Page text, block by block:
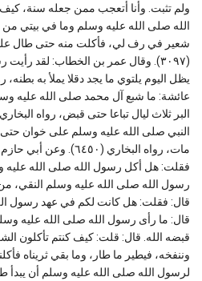
ولم تثبت. وأنا أتعجب ممن جعله سنة،
الله صلى الله عليه وسلم وما في بيتي من
شعير في رف لي، فأكلت منه حتى طال
(٣٠٩٧). وقال عمر بن الخطاب: لقد
عائشة: ما شبع آل محمد صلى الله عليه
النبي صلى الله عليه وسلم على خوان
مات، رواه البخاري
فقلت: هل أكل رسول الله صلى الله عليه
رسول الله صلى الله عليه وسلم النقي، من
قال: فقلت: هل كانت لكم في عهد رسول
قال: ما رأى رسول الله صلى الله عليه
قبضه الله. قال: قلت: كيف كنتم تأكلون
لرسول الله صلى الله عليه وسلم أن يبدأ